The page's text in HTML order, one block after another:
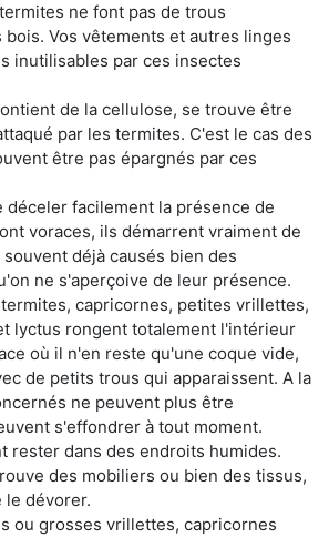
ne font pas de trous
bois. Vos vêtements et autres linges
inutilisables par ces insectes
de la cellulose, se trouve être
par les termites. C'est le cas des
être pas épargnés par ces
déceler facilement la présence de
voraces, ils démarrent vraiment de
déjà causés bien des
ne s'aperçoive de leur présence.
capricornes, petites vrillettes,
lyctus rongent totalement l'intérieur
où il n'en reste qu'une coque vide,
de petits trous qui apparaissent. A la
ne peuvent plus être
s'effondrer à tout moment.
rester dans des endroits humides.
des mobiliers ou bien des tissus,
le dévorer.
ou grosses vrillettes, capricornes